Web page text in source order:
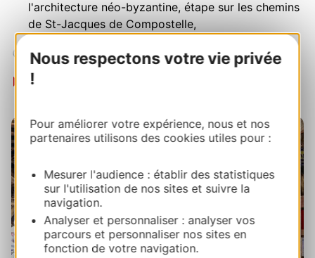
Nous respectons votre vie privée
!
Pour améliorer votre expérience, nous et nos
partenaires utilisons des cookies utiles pour :
Mesurer l'audience : établir des statistiques
sur l'utilisation de nos sites et suivre la
navigation.
Analyser et personnaliser : analyser vos
parcours et personnaliser nos sites en
fonction de votre navigation.
l'architecture néo-byzantine, étape sur les chemins
de St-Jacques de Compostelle,
⏱ À 1 heure 15 :
Castres